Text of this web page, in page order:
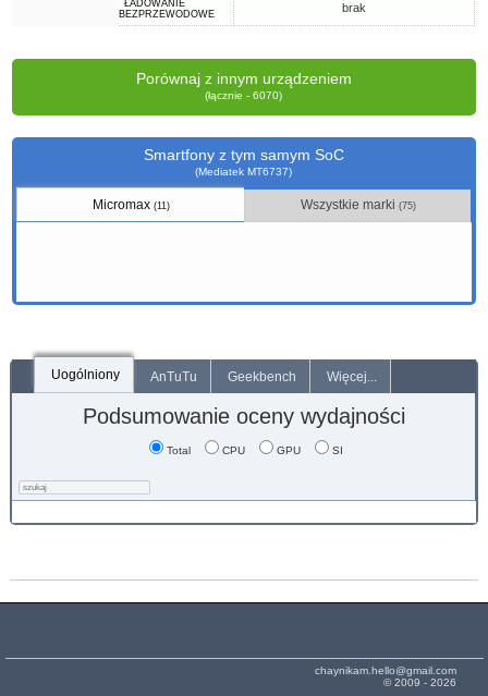
ŁADOWANIE
BEZPRZEWODOWE
brak
Porównaj z innym urządzeniem
(łącznie - 6070)
Smartfony z tym samym SoC
(Mediatek MT6737)
Micromax (11) Wszystkie marki (75)
Uogólniony AnTuTu Geekbench Więcej...
Podsumowanie oceny wydajności
Total CPU GPU SI
chaynikam.hello@gmail.com
© 2009 - 2026